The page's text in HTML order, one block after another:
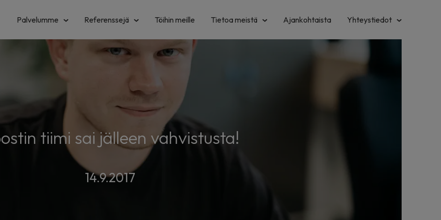
Palvelumme Referenssejä Töihin meille Tietoa meistä Ajankohtaista Yhteystiedot
tiimi sai jälleen vahvistusta!
14.9.2017